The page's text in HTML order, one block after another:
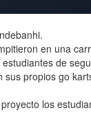
en una
de
propios go
los